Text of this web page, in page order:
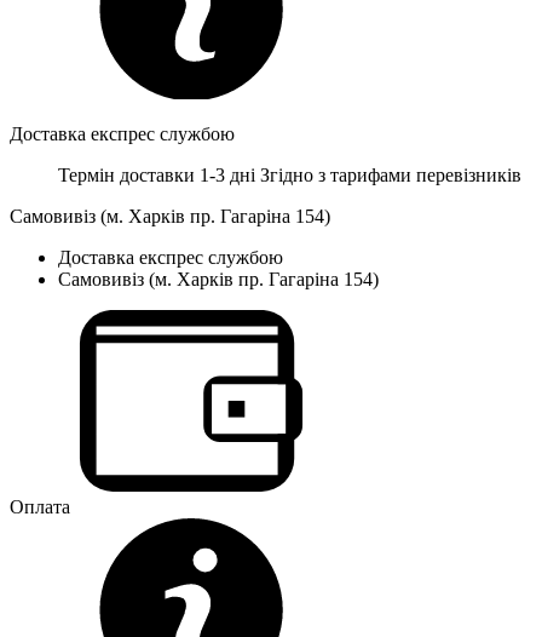
Доставка експрес службою
Термін доставки 1-3 дні Згідно з тарифами перевізників
Самовивіз (м. Харків пр. Гагаріна 154)
Доставка експрес службою
Самовивіз (м. Харків пр. Гагаріна 154)
Оплата